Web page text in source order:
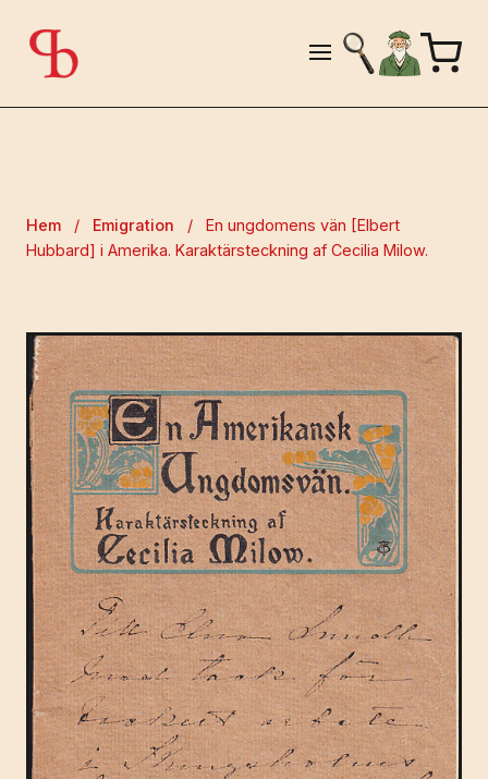
Hem / Emigration /
En ungdomens vän [Elbert
Hubbard] i Amerika. Karaktärsteckning af Cecilia Milow.